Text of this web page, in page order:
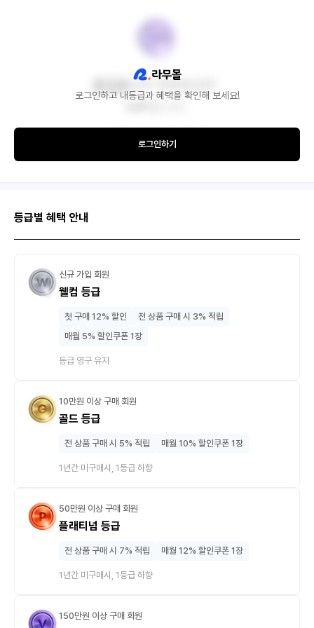
로그인하고 내등급과 혜택을 확인해 보세요!
로그인하기
등급별 혜택 안내
신규 가입 회원
웰컴 등급
첫 구매 12% 할인
전 상품 구매 시 3% 적립
매월 5% 할인쿠폰 1장
등급 영구 유지
10만원 이상 구매 회원
골드 등급
전 상품 구매 시 5% 적립 매월 10% 할인쿠폰 1장
1년간 미구매시, 1등급 하향
50만원 이상 구매 회원
플래티넘 등급
전 상품 구매 시 7% 적립 매월 12% 할인쿠폰 1장
1년간 미구매시, 1등급 하향
150만원 이상 구매 회원